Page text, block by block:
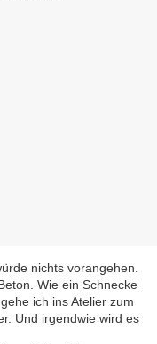
nichts vorangehen.
Wie ein Schnecke
ich ins Atelier zum
Und irgendwie wird es